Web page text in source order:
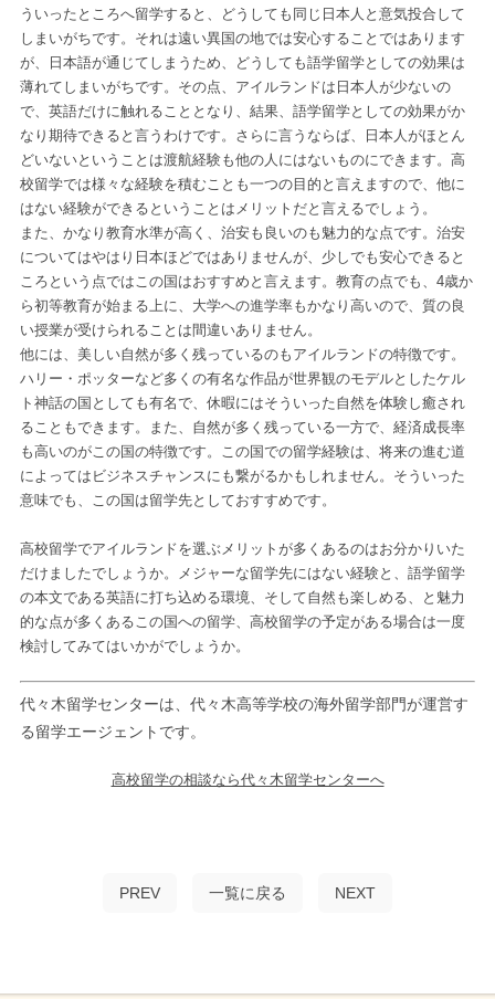
ういったところへ留学すると、どうしても同じ日本人と意気投合して
しまいがちです。それは遠い異国の地では安心することではあります
が、日本語が通じてしまうため、どうしても語学留学としての効果は
薄れてしまいがちです。その点、アイルランドは日本人が少ないの
で、英語だけに触れることとなり、結果、語学留学としての効果がか
なり期待できると言うわけです。さらに言うならば、日本人がほとん
どいないということは渡航経験も他の人にはないものにできます。高
校留学では様々な経験を積むことも一つの目的と言えますので、他に
はない経験ができるということはメリットだと言えるでしょう。
また、かなり教育水準が高く、治安も良いのも魅力的な点です。治安
についてはやはり日本ほどではありませんが、少しでも安心できると
ころという点ではこの国はおすすめと言えます。教育の点でも、4歳か
ら初等教育が始まる上に、大学への進学率もかなり高いので、質の良
い授業が受けられることは間違いありません。
他には、美しい自然が多く残っているのもアイルランドの特徴です。
ハリー・ポッターなど多くの有名な作品が世界観のモデルとしたケル
ト神話の国としても有名で、休暇にはそういった自然を体験し癒され
ることもできます。また、自然が多く残っている一方で、経済成長率
も高いのがこの国の特徴です。この国での留学経験は、将来の進む道
によってはビジネスチャンスにも繋がるかもしれません。そういった
意味でも、この国は留学先としておすすめです。
高校留学でアイルランドを選ぶメリットが多くあるのはお分かりいた
だけましたでしょうか。メジャーな留学先にはない経験と、語学留学
の本文である英語に打ち込める環境、そして自然も楽しめる、と魅力
的な点が多くあるこの国への留学、高校留学の予定がある場合は一度
検討してみてはいかがでしょうか。
代々木留学センターは、代々木高等学校の海外留学部門が運営す
る留学エージェントです。
高校留学の相談なら代々木留学センターへ
PREV 一覧に戻る NEXT